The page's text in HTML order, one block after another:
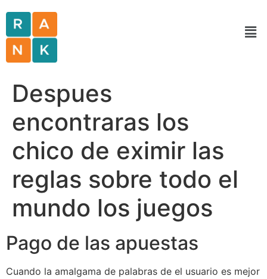
Despues
encontraras los
chico de eximir las
reglas sobre todo el
mundo los juegos
Pago de las apuestas
Cuando la amalgama de palabras de el usuario es mejor